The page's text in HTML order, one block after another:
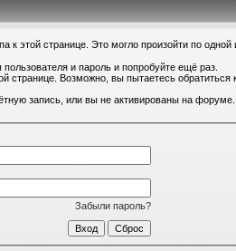
этой странице. Это могло произойти по одной
и пароль и попробуйте ещё раз.
странице. Возможно, вы пытаетесь
запись, или вы не активированы на форуме.
Забыли пароль?